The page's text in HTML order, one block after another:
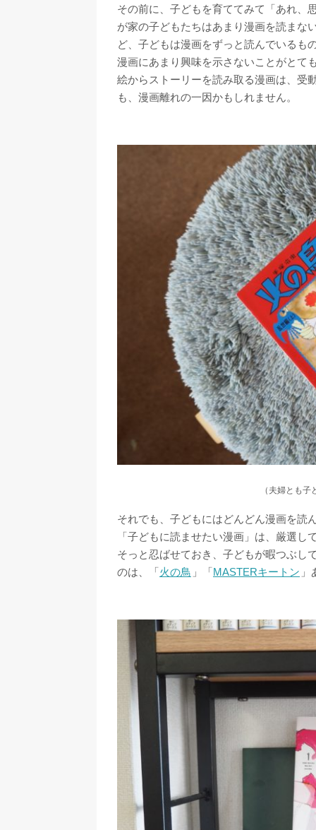
その前に、子どもを育ててみて「あれ
が家の子どもたちはあまり漫画を読まな
ど、子どもは漫画をずっと読んでいるも
漫画にあまり興味を示さないことがとて
絵からストーリーを読み取る漫画は、受
も、漫画離れの一因かもしれません。
（夫婦とも
それでも、子どもにはどんどん漫画を読
「子どもに読ませたい漫画」は、厳選
そっと忍ばせておき、子どもが暇つぶし
のは、「火の鳥 」「MASTERキートン